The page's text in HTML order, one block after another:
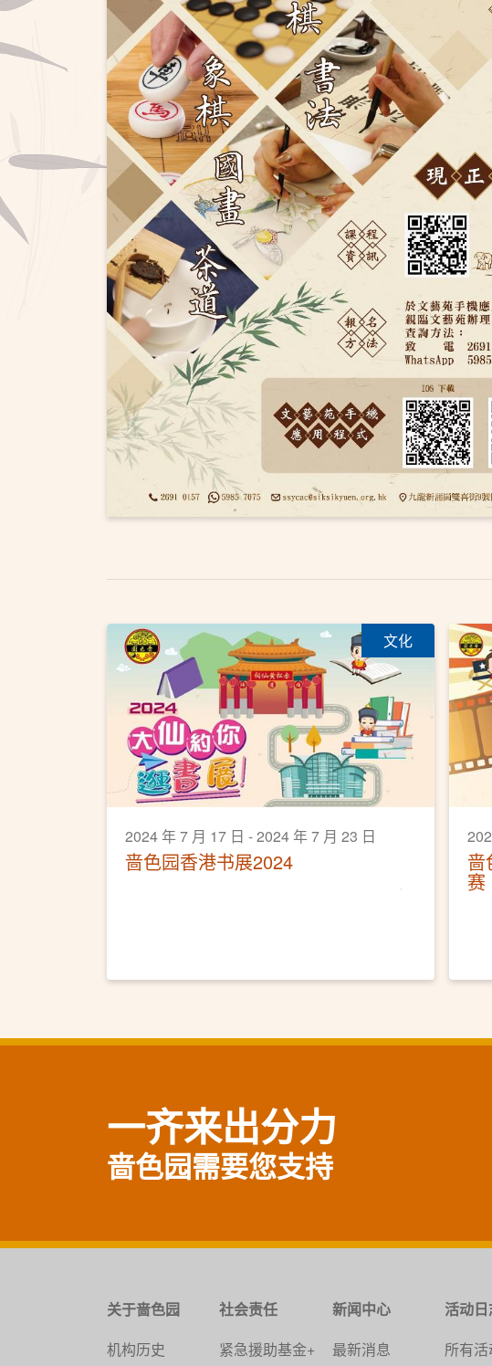
文化
2024 年 7 月 17 日 - 2024 年 7 月 23 日
啬色园香港书展2024 啬
赛
一齐来出分力
啬色园需要您支持
关于啬色园
机构历史
社会责任
紧急援助基金+
新闻中心
最新消息
活动
所有活